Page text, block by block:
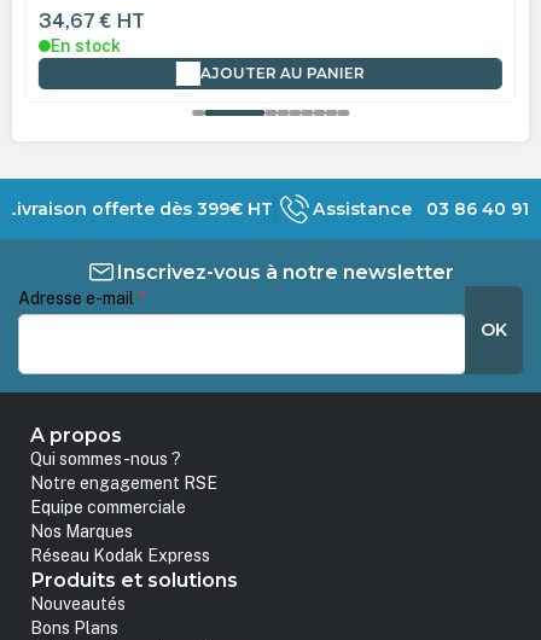
34,67 € HT
En stock
AJOUTER AU PANIER
Livraison offerte dès 399€ HT Assistance 03 86 40 91
Inscrivez-vous à notre newsletter
Adresse e-mail *
OK
A propos
Qui sommes-nous ?
Notre engagement RSE
Equipe commerciale
Nos Marques
Réseau Kodak Express
Produits et solutions
Nouveautés
Bons Plans